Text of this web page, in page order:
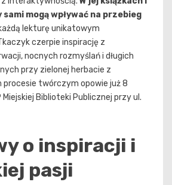
mogą wpływać na przebieg
lekturę unikatowym
czerpie inspirację z
nocnych rozmyślań i długich
przy zielonej herbacie z
procesie twórczym opowie już 8
Biblioteki Publicznej przy ul.
o inspiracji i
pasji